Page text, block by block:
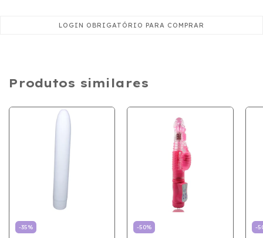
Produtos similares
-35% -50% -